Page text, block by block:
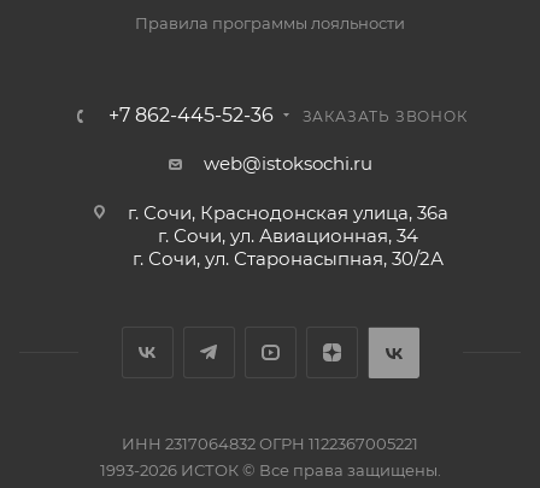
Правила программы лояльности
+7 862-445-52-36 ЗАКАЗАТЬ ЗВОНОК
web@istoksochi.ru
г. Сочи, Краснодонская улица, 36а
г. Сочи, ул. Авиационная, 34
г. Сочи, ул. Старонасыпная, 30/2А
ИНН 2317064832 ОГРН 1122367005221
1993-2026 ИСТОК © Все права защищены.